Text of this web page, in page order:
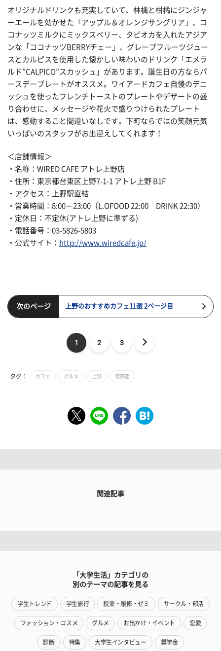
オリジナルドリンクも充実していて、林檎と柑橘にジンジャ
ーエールを効かせた「アップル＆オレンジサングリア」、コ
コナッツミルクにミックスベリー、タピオカを入れたアジア
ンな「ココナッツBERRYチェー」、グレープフルーツジュー
スとカルピスを使用した懐かしい味わいのドリンク「エメラ
ルド″CALPICO″スカッシュ」があります。誕生日の方ならバ
ースデープレートがオススメ。ワイアードカフェ自慢のデニ
ッシュを使ったフレンチトーストのプレートやデザートの盛
り合わせに、メッセージや花火で盛りつけられたプレート
は、感動すること間違いなしです。下町ならではの笑顔元気
いっぱいのスタッフがお出迎えしてくれます！
＜店舗情報＞
・名称：WIRED CAFE アトレ上野店
・住所：東京都台東区上野7-1-1 アトレ上野 B1F
・アクセス：上野駅直結
・営業時間：8:00～23:00（L.OFOOD 22:00 DRINK 22:30）
・定休日：不定休(アトレ上野に準ずる)
・電話番号：03-5826-5803
・公式サイト： http://www.wiredcafe.jp/
次のページ 上野のおすすめカフェ11選 2ページ目
1 2 3
タグ： カフェ グルメ 上野 喫茶店
関連記事
「大学生活」カテゴリの
別のテーマの記事を見る
学生トレンド 学生旅行 授業・履修・ゼミ サークル・部活
ファッション・コスメ グルメ お出かけ・イベント 恋愛
診断 特集 大学生インタビュー 奨学金